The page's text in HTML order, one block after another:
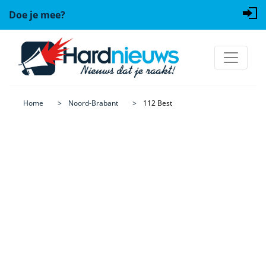
Doe je mee?
Home Noord-Brabant 112 Best